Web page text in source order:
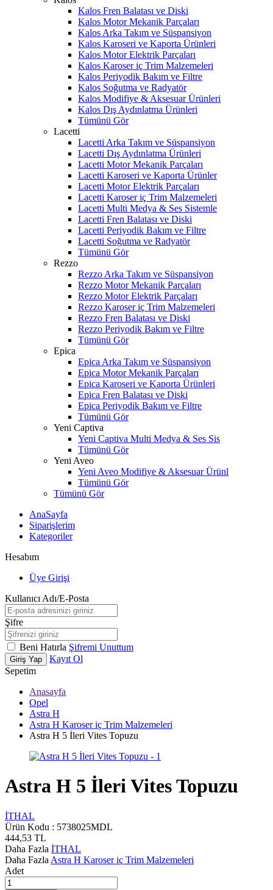
Kalos Fren Balatası ve Diski
Kalos Motor Mekanik Parçaları
Kalos Arka Takım ve Süspansiyon
Kalos Karoseri ve Kaporta Ürünleri
Kalos Motor Elektrik Parçaları
Kalos Karoser iç Trim Malzemeleri
Kalos Periyodik Bakım ve Filtre
Kalos Soğutma ve Radyatör
Kalos Modifiye & Aksesuar Ürünleri
Kalos Dış Aydınlatma Ürünleri
Tümünü Gör
Lacetti
Lacetti Arka Takım ve Süspansiyon
Lacetti Dış Aydınlatma Ürünleri
Lacetti Motor Mekanik Parçaları
Lacetti Karoseri ve Kaporta Ürünler
Lacetti Motor Elektrik Parçaları
Lacetti Karoser iç Trim Malzemeleri
Lacetti Multi Medya & Ses Sistemle
Lacetti Fren Balatası ve Diski
Lacetti Periyodik Bakım ve Filtre
Lacetti Soğutma ve Radyatör
Tümünü Gör
Rezzo
Rezzo Arka Takım ve Süspansiyon
Rezzo Motor Mekanik Parçaları
Rezzo Motor Elektrik Parçaları
Rezzo Karoser iç Trim Malzemeleri
Rezzo Fren Balatası ve Diski
Rezzo Periyodik Bakım ve Filtre
Tümünü Gör
Epica
Epica Arka Takım ve Süspansiyon
Epica Motor Mekanik Parçaları
Epica Karoseri ve Kaporta Ürünleri
Epica Fren Balatası ve Diski
Epica Periyodik Bakım ve Filtre
Tümünü Gör
Yeni Captiva
Yeni Captiva Multi Medya & Ses Sis
Tümünü Gör
Yeni Aveo
Yeni Aveo Modifiye & Aksesuar Ürünl
Tümünü Gör
Tümünü Gör
AnaSayfa
Siparişlerim
Kategoriler
Hesabım
Üye Girişi
Kullanıcı Adı/E-Posta
Şifre
Beni Hatırla Şifremi Unuttum
Giriş Yap
Kayıt Ol
Sepetim
Anasayfa
Opel
Astra H
Astra H Karoser iç Trim Malzemeleri
Astra H 5 İleri Vites Topuzu
Astra H 5 İleri Vites Topuzu
İTHAL
Ürün Kodu : 5738025MDL
444,53 TL
Daha Fazla İTHAL
Daha Fazla Astra H Karoser iç Trim Malzemeleri
Adet